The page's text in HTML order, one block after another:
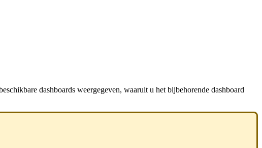
dashboards weergegeven, waaruit u het bijbehorende dashboard